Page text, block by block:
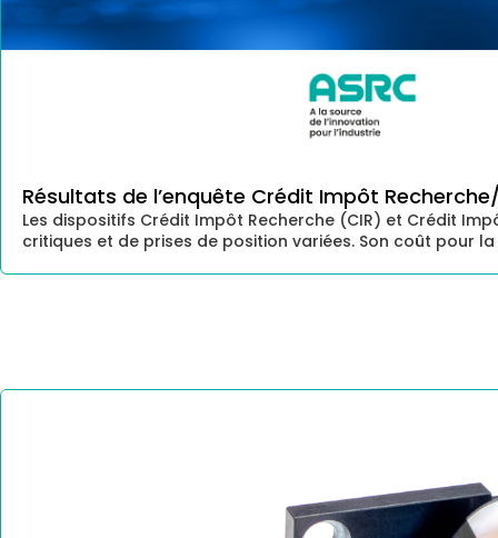
Résultats de l’enquête Crédit Impôt
Les dispositifs Crédit Impôt Recherche (CIR) et Crédit
critiques et de prises de position variées. Son coût pour